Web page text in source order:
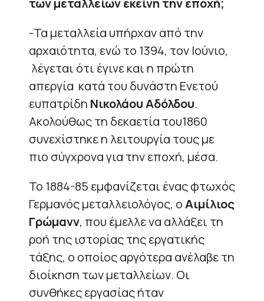
-Τα μεταλλεία υπήρχαν από την
αρχαιότητα, ενώ το 1394, τον Ιούνιο,
λέγεται ότι έγινε και η πρώτη
απεργία κατά του δυνάστη Ενετού
ευπατρίδη Νικολάου Αδόλδου.
Ακολούθως τη δεκαετία του1860
συνεχίστηκε η λειτουργία τους με
πιο σύγχρονα για την εποχή, μέσα.
Το 1884-85 εμφανίζεται ένας φτωχός
Γερμανός μεταλλειολόγος, οΑιμίλιος
Γρώμανν, που έμελλε να αλλάξει τη
ροή της ιστορίας της εργατικής
τάξης, ο οποίος αργότερα ανέλαβε τη
διοίκηση των μεταλλείων. Οι
συνθήκες εργασίας ήταν